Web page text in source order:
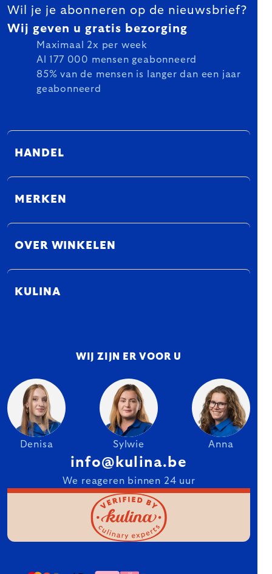
Wil je je abonneren op de nieuwsbrief?
Wij geven u gratis bezorging
Maximaal 2x per week
Al 177 000 mensen geabonneerd
85% van de mensen is langer dan een jaar
geabonneerd
HANDEL
MERKEN
OVER WINKELEN
KULINA
WIJ ZIJN ER VOOR U
Denisa Sylwie Anna
info@kulina.be
We reageren binnen 24 uur